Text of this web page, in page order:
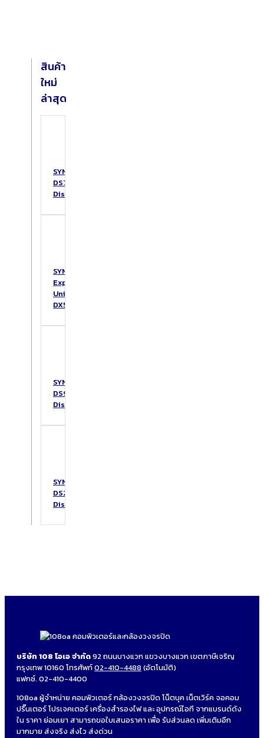
สินค้า
ใหม่
ล่าสุด
SYNOLOGY
DS725+
DiskStation
SYNOLOGY
Expansion
Unit
DX517
SYNOLOGY
DS925+
DiskStation
SYNOLOGY
DS223
DiskStation
บริษัท 108 โอเอ จำกัด92 ถนนบางแวก แขวงบางแวก เขตภาษีเจริญ
กรุงเทพ 10160 โทรศัพท์02-410-4488 (อัตโนมัติ)
แฟกซ์. 02-410-4400
108oa ผู้จำหน่าย คอมพิวเตอร์ กล้องวงจรปิด โน็ตบุค เน็ตเวิร์ค จอคอม
ปริ๊นเตอร์ โปรเจคเตอร์ เครื่องสำรองไฟ และ อุปกรณ์ไอที จากแบรนด์ดัง
ใน ราคา ย่อมเยา สามารถขอใบเสนอราคา เพื่อ รับส่วนลด เพิ่มเติมอีก
มากมาย ส่งจริง ส่งไว ส่งด่วน